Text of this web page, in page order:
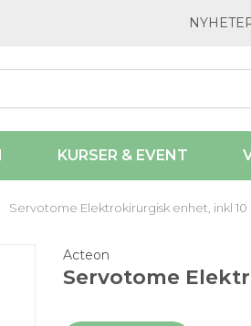
KURSER & EVENT
Servotome Elektrokirurgisk enhet, inkl
Acteon
Servotome